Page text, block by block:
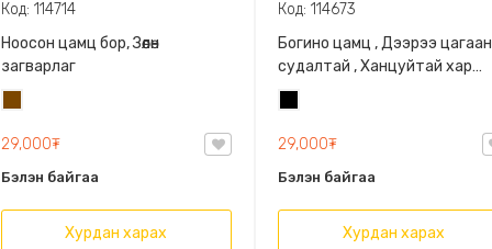
Код: 114714
Ноосон цамц бор, Зөөлөн
загварлаг
29,000₮
Бэлэн байгаа
Хурдан харах
Код: 114673
Богино цамц , Дээрээ цагаан
судалтай , Ханцуйтай хар
өнгөтэй цамц, Дээрээ цагаан
судалтай , Ханцуйтай хар
өнгөтэй цамц
29,000₮
Бэлэн байгаа
Хурдан харах